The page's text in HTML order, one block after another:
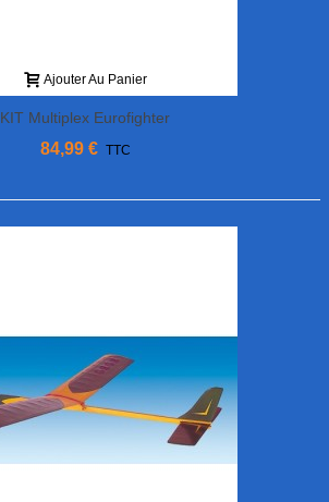
Ajouter Au Panier
KIT Multiplex Eurofighter
84,99 € TTC